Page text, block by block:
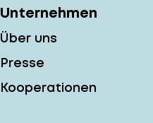
Unternehmen
Über uns
Presse
Kooperationen